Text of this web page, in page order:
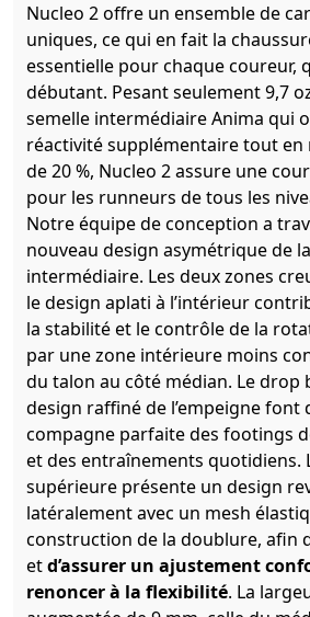
Nucleo 2 offre un ensemble de
uniques, ce qui en fait la
essentielle pour chaque coureur,
débutant. Pesant seulement 9,7
semelle intermédiaire Anima qui
réactivité supplémentaire tout en
de 20 %, Nucleo 2 assure une
pour les runneurs de tous les
Notre équipe de conception a
nouveau design asymétrique de
intermédiaire. Les deux zones
le design aplati à l’intérieur
la stabilité et le contrôle de la
par une zone intérieure moins
du talon au côté médian. Le drop
design raffiné de l’empeigne font
compagne parfaite des footings
et des entraînements quotidiens.
supérieure présente un design
latéralement avec un mesh
construction de la doublure, afin
etd’assurer un ajustement
renoncer à la flexibilité. La